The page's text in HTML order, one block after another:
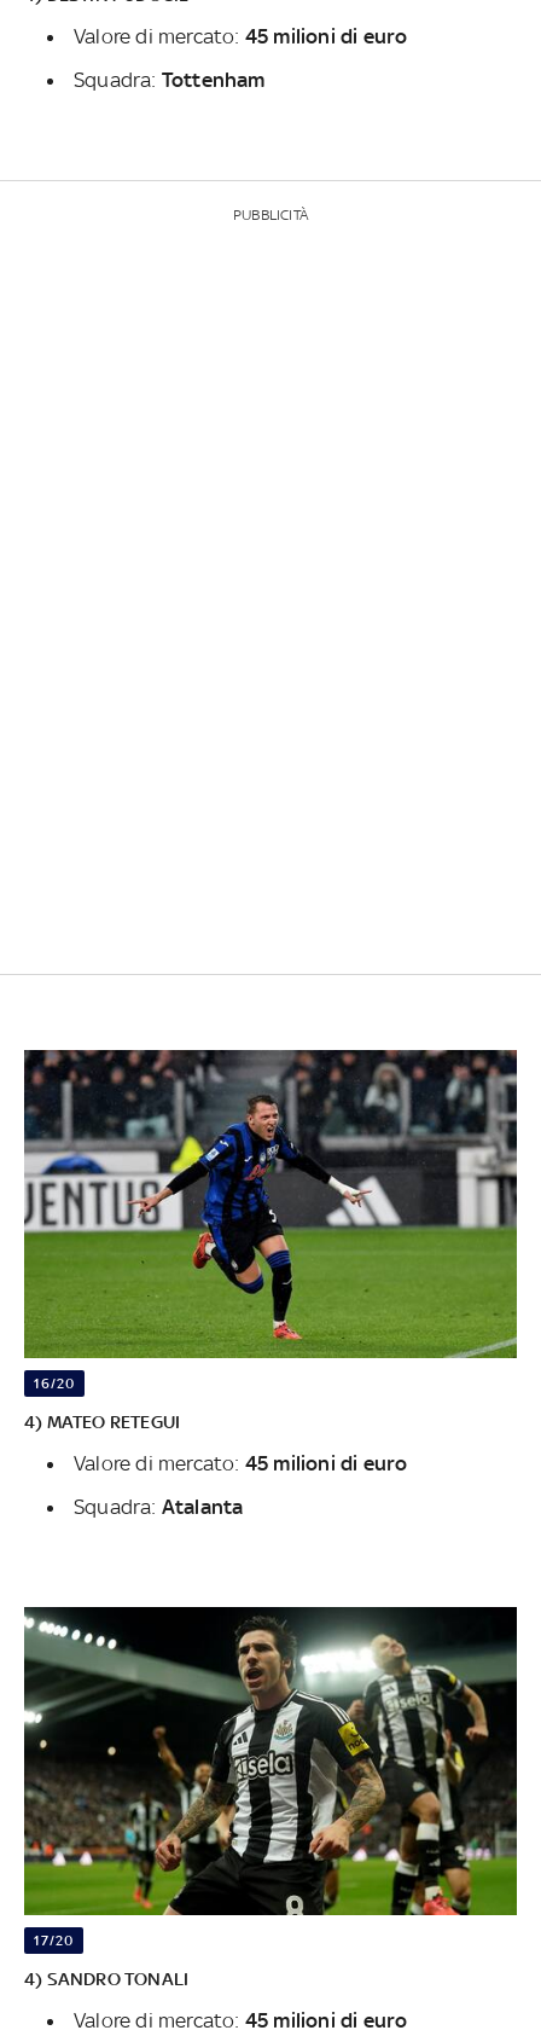
Valore di mercato: 45 milioni di euro
Squadra: Tottenham
PUBBLICITÀ
16/20
4) MATEO RETEGUI
Valore di mercato: 45 milioni di euro
Squadra: Atalanta
17/20
4) SANDRO TONALI
Valore di mercato: 45 milioni di euro